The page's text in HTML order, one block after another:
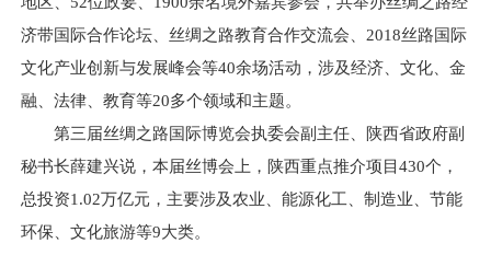
济带国际合作论坛、丝绸之路教育合作交流会、2018丝路国际
文化产业创新与发展峰会等40余场活动，涉及经济、文化、金
融、法律、教育等20多个领域和主题。
第三届丝绸之路国际博览会执委会副主任、陕西省政府副
秘书长薛建兴说，本届丝博会上，陕西重点推介项目430个，
总投资1.02万亿元，主要涉及农业、能源化工、制造业、节能
环保、文化旅游等9大类。